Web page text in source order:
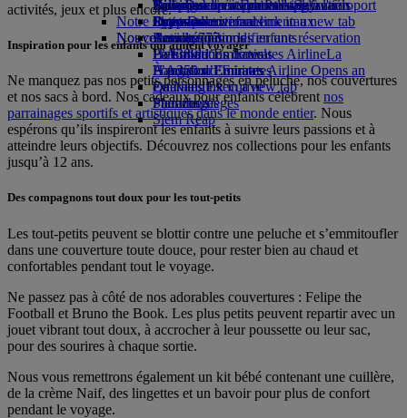
Parking à l'aéroportParking à l'aéroport
Opens an external link in a new tab
Boissons
Notre flotte
Boeing 777
L’A380 d’Emirates
L’A350 d’Emirates
Emirates Executive
Plan des sièges
Divertissements pour les enfants
Jouets pour enfants
Activités pour les enfants
Politique environnementale
Rapports environnementaux
Nos communautés
La Fondation Emirates AirlineLa
Fondation Emirates Airline Opens an
external link in a new tab
Parrainages
Nice-Dubai
Lyon-Dubai
Nouvelles destinations
Helsinki
Hangzhou
Da Nang
Shenzhen
Siem Reap
Se connecter à Emirates Skywards
Skywards+
Téléphone portable et l'application
Emirates
Annuler ou modifier une réservation
Perturbations de vols
À propos d’Emirates
activités, jeux et plus encore.
Inspiration pour les enfants qui aiment voyager
Ne manquez pas nos petits personnages en peluche, nos couvertures
et nos sacs à bord. Nos cadeaux pour enfants célèbrent nos
parrainages sportifs et artistiques dans le monde entier. Nous
espérons qu’ils inspireront les enfants à suivre leurs passions et à
atteindre leurs objectifs. Découvrez nos collections pour les enfants
jusqu’à 12 ans.
Des compagnons tout doux pour les tout-petits
Les tout-petits peuvent se blottir contre une peluche et s’emmitoufler
dans une couverture toute douce, pour rester bien au chaud et
confortables pendant tout le voyage.
Ne passez pas à côté de nos adorables couvertures : Felipe the
Football et Bruno the Book. Les plus petits peuvent repartir avec un
jouet vibrant tout doux, à accrocher à leur poussette ou leur sac,
pour des sourires à chaque sortie.
Nous vous remettrons également un kit bébé contenant une cuillère,
de la crème Naif, des lingettes et un bavoir pour plus de confort
pendant le voyage.